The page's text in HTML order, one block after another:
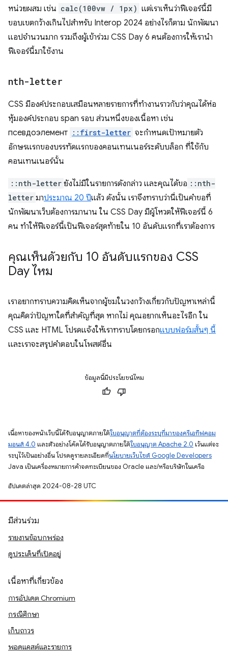
หน่วยผสม เช่น calc(100vw / 1px) แต่เราเห็นว่าฟีเจอร์นี้มี
ขอบเขตกว้างเกินไปสำหรับ Interop 2024 อย่างไรก็ตาม นักพัฒนา
แอปจำนวนมาก รวมถึงผู้เข้าร่วม CSS Day 6 คนต้องการให้เรานำ
ฟีเจอร์นี้มาใช้งาน
nth-letter
CSS มีองค์ประกอบเสมือนหลายรายการที่ทำงานราวกับว่าคุณได้ห่อ
หุ้มองค์ประกอบ span รอบ ส่วนหนึ่งของเนื้อหา เช่น
псевдоэлемент ::first-letter จะกำหนดเป้าหมายตัว
อักษรแรกของบรรทัดแรกของคอนเทนเนอร์ระดับบล็อก ที่ใช้กับ
คอนเทนเนอร์นั้น
::nth-letter ยังไม่มีในรายการดังกล่าว และคุณได้ขอ ::nth-
letter มาประมาณ 20 ปีแล้ว ดังนั้น เราจึงทราบว่านี่เป็นคำขอที่
นักพัฒนาเว็บต้องการมานาน ใน CSS Day มีผู้โหวตให้ฟีเจอร์นี้ 6
คน ทำให้ฟีเจอร์นี้เป็นฟีเจอร์สุดท้ายใน 10 อันดับแรกที่เราต้องการ
คุณเห็นด้วยกับ 10 อันดับแรกของ CSS
Day ไหม
เราอยากทราบความคิดเห็นจากผู้ชมในวงกว้างเกี่ยวกับปัญหาเหล่านี้
คุณคิดว่าปัญหาใดที่สำคัญที่สุด หากไม่ คุณอยากเห็นอะไรอีก ใน
CSS และ HTML โปรดแจ้งให้เราทราบโดยกรอกแบบฟอร์มสั้นๆ นี้
และเราจะสรุปคำตอบในโพสต์อื่น
ข้อมูลนี้มีประโยชน์ไหม
เนื้อหาของหน้าเว็บนี้ได้รับอนุญาตภายใต้ใบอนุญาตที่ต้องระบุที่มาของครีเอทีฟคอม
มอนส์ 4.0 และตัวอย่างโค้ดได้รับอนุญาตภายใต้ใบอนุญาต Apache 2.0 เว้นแต่จะ
ระบุไว้เป็นอย่างอื่น โปรดดูรายละเอียดที่นโยบายเว็บไซต์ Google Developers
Java เป็นเครื่องหมายการค้าจดทะเบียนของ Oracle และ/หรือบริษัทในเครือ
อัปเดตล่าสุด 2024-08-28 UTC
มีส่วนร่วม
รายงานข้อบกพร่อง
ดูประเด็นที่เปิดอยู่
เนื้อหาที่เกี่ยวข้อง
การอัปเดต Chromium
กรณีศึกษา
เก็บถาวร
พอดแคสต์และรายการ